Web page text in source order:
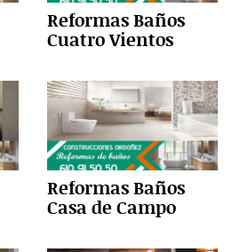
Reformas Baños
Cuatro Vientos
Reformas Baños
Casa de Campo